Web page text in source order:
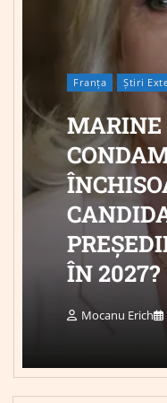
Franța Știri
MARINE
ÎN 2027?
Mocanu Erich